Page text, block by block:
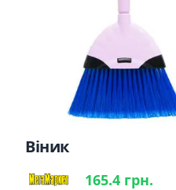
Віник
165.4 грн.